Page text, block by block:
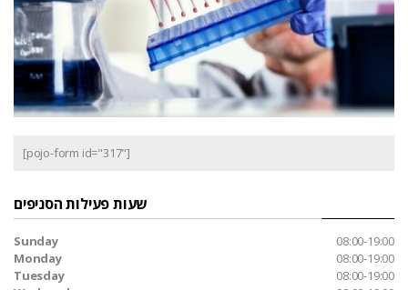
[pojo-form id="317"]
שעות פעילות הסניפים
Sunday
08:00-19:00
Monday
08:00-19:00
Tuesday
08:00-19:00